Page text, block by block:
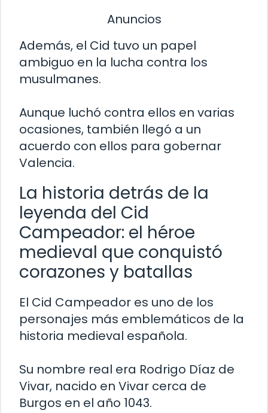
Anuncios
Además, el Cid tuvo un papel
ambiguo en la lucha contra los
musulmanes.
Aunque luchó contra ellos en varias
ocasiones, también llegó a un
acuerdo con ellos para gobernar
Valencia.
La historia detrás de la
leyenda del Cid
Campeador: el héroe
medieval que conquistó
corazones y batallas
El Cid Campeador es uno de los
personajes más emblemáticos de la
historia medieval española.
Su nombre real era Rodrigo Díaz de
Vivar, nacido en Vivar cerca de
Burgos en el año 1043.